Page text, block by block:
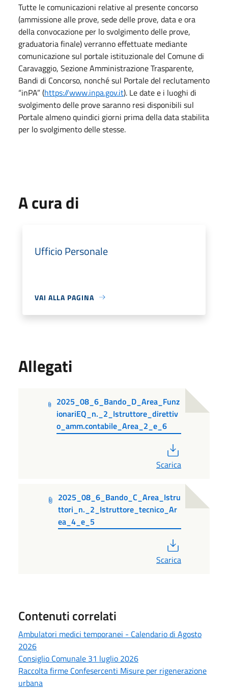
Tutte le comunicazioni relative al presente concorso
(ammissione alle prove, sede delle prove, data e ora
della convocazione per lo svolgimento delle prove,
graduatoria finale) verranno effettuate mediante
comunicazione sul portale istituzionale del Comune di
Caravaggio, Sezione Amministrazione Trasparente,
Bandi di Concorso, nonché sul Portale del reclutamento
“inPA” (https://www.inpa.gov.it). Le date e i luoghi di
svolgimento delle prove saranno resi disponibili sul
Portale almeno quindici giorni prima della data stabilita
per lo svolgimento delle stesse.
A cura di
Ufficio Personale
VAI ALLA PAGINA
Allegati
2025_08_6_Bando_D_Area_Funz
ionariEQ_n._2_Istruttore_direttiv
o_amm.contabile_Area_2_e_6
Scarica
2025_08_6_Bando_C_Area_Istru
ttori_n._2_Istruttore_tecnico_Ar
ea_4_e_5
Scarica
Contenuti correlati
Ambulatori medici temporanei - Calendario di Agosto
2026
Consiglio Comunale 31 luglio 2026
Raccolta firme Confesercenti Misure per rigenerazione
urbana